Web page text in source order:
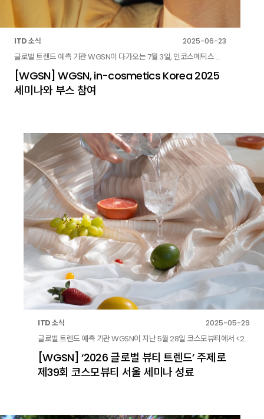
ITD 소식 2025-06-23
글로벌 트렌드 예측 기관 WGSN이 다가오는 7월 3일, 인코스메틱스 부스 및 <2027: 성분 트렌드 전망>을 주제로 세미나 연사로 참여합니다.
[WGSN] WGSN, in-cosmetics Korea 2025
세미나와 부스 참여
ITD 소식 2025-05-29
글로벌 트렌드 예측 기관 WGSN이 지난 5월 28일 코스모뷰티에서 <2026 글로벌 뷰티 트렌드: 소비자의 감정을 디자인하는 제품과 서비스>를 주제로 세미나 연사로 참여했습니다.
[WGSN] ‘2026 글로벌 뷰티 트렌드’ 주제로
제39회 코스모뷰티 서울 세미나 성료